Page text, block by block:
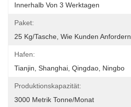
Innerhalb Von 3 Werktagen
Paket:
25 Kg/Tasche, Wie Kunden Anfordern
Hafen:
Tianjin, Shanghai, Qingdao, Ningbo
Produktionskapazität:
3000 Metrik Tonne/Monat